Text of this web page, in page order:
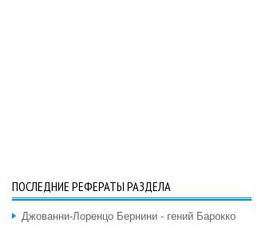
ПОСЛЕДНИЕ РЕФЕРАТЫ РАЗДЕЛА
Джованни-Лоренцо Бернини - гений Барокко